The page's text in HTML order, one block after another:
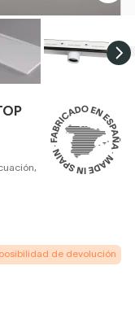
de devolución